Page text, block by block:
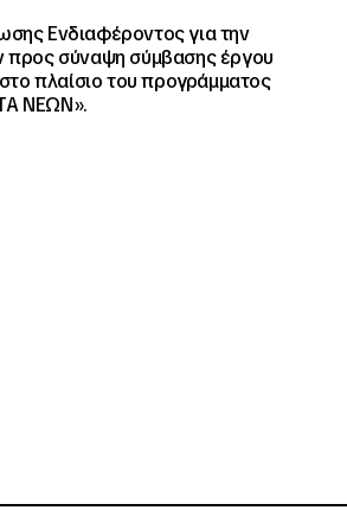
Ενδιαφέροντος για την
προς σύναψη σύμβασης έργου
στο πλαίσιο του προγράμματος
ΝΕΩΝ».